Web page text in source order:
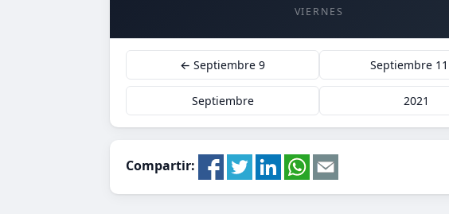
VIERNES
← Septiembre 9 Septiembre
Septiembre 2021
Compartir: